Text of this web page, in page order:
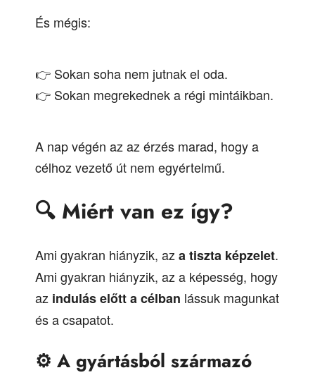
És mégis:
👉 Sokan soha nem jutnak el oda.
👉 Sokan megrekednek a régi mintáikban.
A nap végén az az érzés marad, hogy a
célhoz vezető út nem egyértelmű.
🔍 Miért van ez így?
Ami gyakran hiányzik, aza tiszta képzelet.
Ami gyakran hiányzik, az a képesség, hogy
az indulás előtt a célban lássuk magunkat
és a csapatot.
⚙️ A gyártásból származó